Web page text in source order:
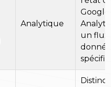
Analytique
Google
un flux